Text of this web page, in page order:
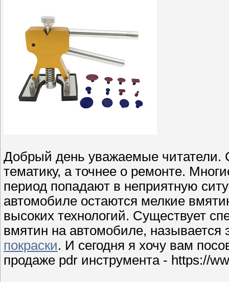
Добрый день уважаемые читатели.
тематику, а точнее о ремонте.
период попадают в неприятную
автомобиле остаются мелкие
высоких технологий. Существует
вмятин на автомобиле, называется
покраски. И сегодня я хочу вам
продаже pdr инструмента - https://